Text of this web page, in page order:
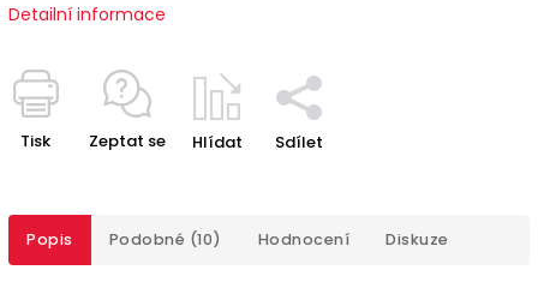
Detailní informace
Tisk Zeptat se Hlídat Sdílet
Popis Podobné (10) Hodnocení Diskuze